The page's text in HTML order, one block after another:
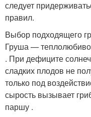
следует
правил.
Выбор подходящего
Груша —
. При дефиците
сладких плодов не
только под
сырость вызывает
паршу .